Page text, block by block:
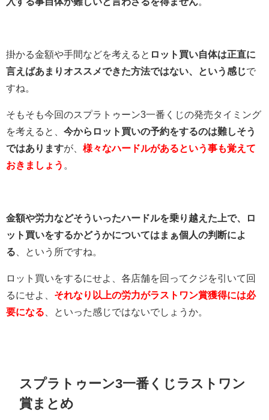
掛かる金額や手間などを考えると ロット買い自体は正直に
言えばあまりオススメできた方法ではない、という感じで
すね。
そもそも今回のスプラトゥーン3一番くじの発売タイミング
を考えると、 今からロット買いの予約をするのは難しそう
ではありますが、 様々なハードルがあるという事も覚えて
おきましょう 。
金額や労力などそういったハードルを乗り越えた上で、ロ
ット買いをするかどうかについてはまぁ個人の判断によ
る 、という所ですね。
ロット買いをするにせよ、各店舗を回ってクジを引いて回
るにせよ、 それなり以上の労力がラストワン賞獲得には必
要になる 、といった感じではないでしょうか。
スプラトゥーン3一番くじラストワン
賞まとめ